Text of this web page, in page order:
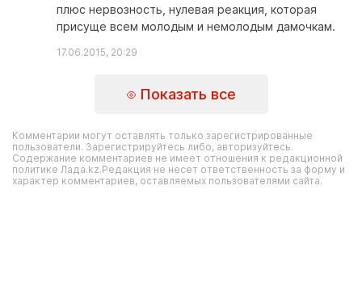
плюс нервозность, нулевая реакция, которая
присуще всем молодым и немолодым дамочкам.
17.06.2015, 20:29
Показать все
Комментарии могут оставлять только зарегистрированные
пользователи. Зарегистрируйтесь либо, авторизуйтесь.
Содержание комментариев не имеет отношения к редакционной
политике Лада.kz.Редакция не несет ответственность за форму и
характер комментариев, оставляемых пользователями сайта.